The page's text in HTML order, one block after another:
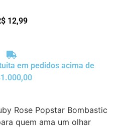
12,99
em pedidos acima de
Rose Popstar Bombastic
quem ama um olhar